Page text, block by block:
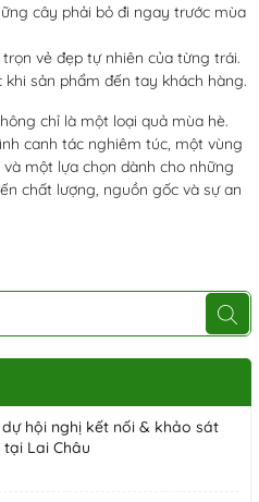
cây phải bỏ đi ngay trước mùa
vẻ đẹp tự nhiên của từng trái.
sản phẩm đến tay khách hàng.
chỉ là một loại quả mùa hè.
canh tác nghiêm túc, một vùng
một lựa chọn dành cho những
chất lượng, nguồn gốc và sự an
hội nghị kết nối & khảo sát
Lai Châu